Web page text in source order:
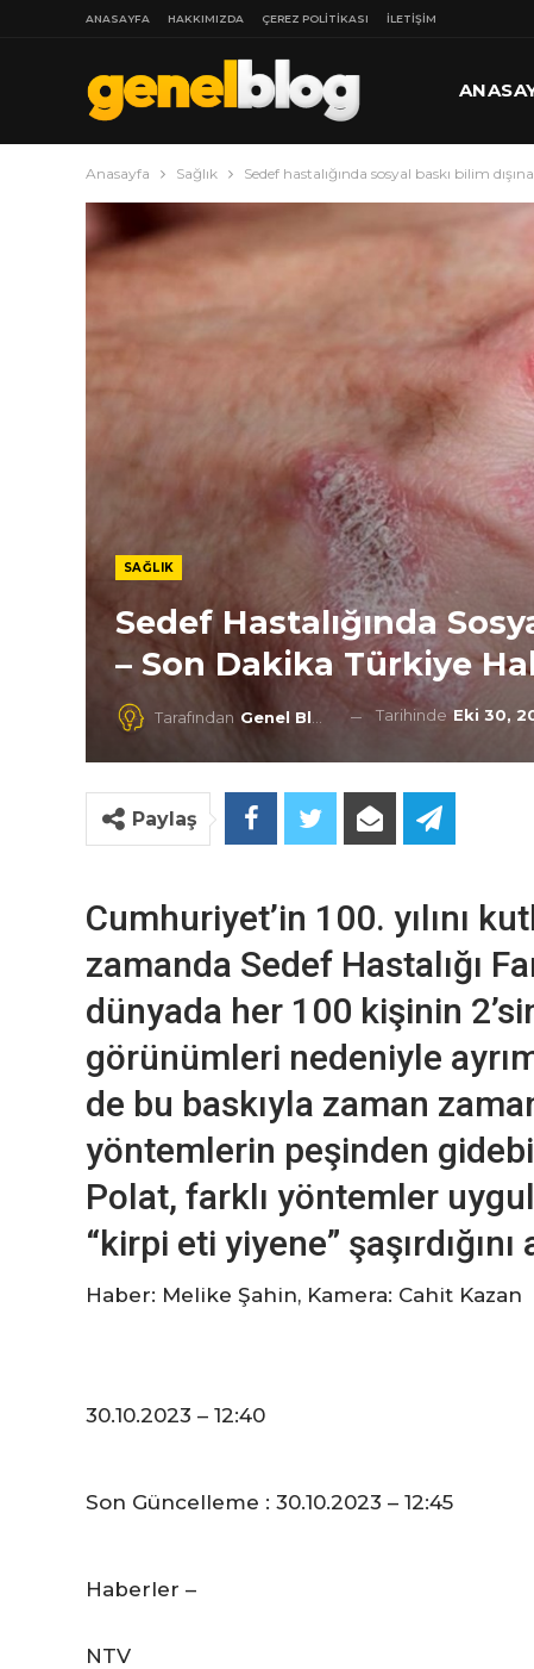
ANASAYFA HAKKIMIZDA ÇEREZ POLITIKASI İLETIŞIM
Anasayfa Sağlık Sedef hastalığında sosyal baskı bilim
SAĞLIK
Sedef Hastalığında
– Son Dakika Türkiye
Tarafından Genel Blog TarihindeEki 30,
Paylaş
Cumhuriyet’in 100. yılını
zamanda Sedef Hastalığı
dünyada her 100 kişinin
görünümleri nedeniyle
de bu baskıyla zaman
yöntemlerin peşinden
Polat, farklı yöntemler
“kirpi eti yiyene” şaşırdığını
Haber: Melike Şahin, Kamera: Cahit Kazan
30.10.2023 – 12:40
Son Güncelleme : 30.10.2023 – 12:45
Haberler –
NTV